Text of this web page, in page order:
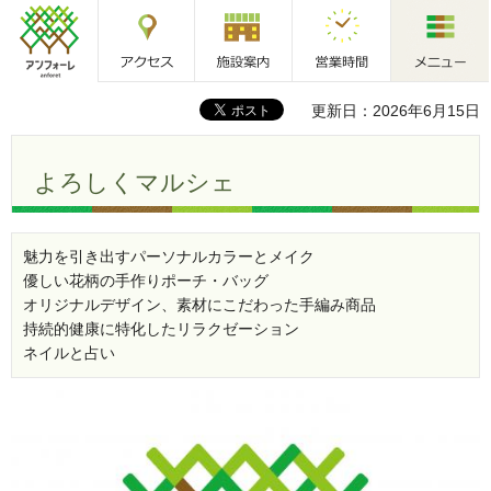
アンフォーレ 施設案内 営業時間
更新日：2026年6月15日
よろしくマルシェ
魅力を引き出すパーソナルカラーとメイク
優しい花柄の手作りポーチ・バッグ
オリジナルデザイン、素材にこだわった手編み商品
持続的健康に特化したリラクゼーション
ネイルと占い